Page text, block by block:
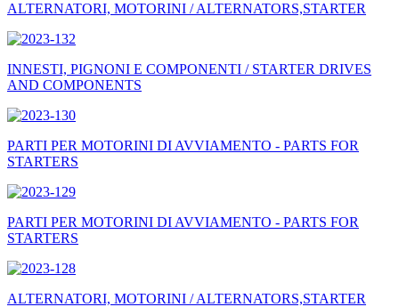
ALTERNATORI, MOTORINI / ALTERNATORS,STARTER
INNESTI, PIGNONI E COMPONENTI / STARTER DRIVES
AND COMPONENTS
PARTI PER MOTORINI DI AVVIAMENTO - PARTS FOR
STARTERS
PARTI PER MOTORINI DI AVVIAMENTO - PARTS FOR
STARTERS
ALTERNATORI, MOTORINI / ALTERNATORS,STARTER